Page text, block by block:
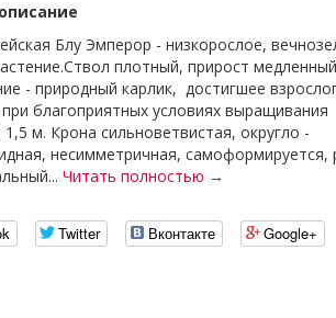
Блу Эмперор - низкорослое,
плотный, прирост
- природный карлик, достигшее
благоприятных условиях выращивания
1,5 м. Крона сильноветвистая, округло -
несимметричная, самоформируется,
Читать полностью →
Twitter Вконтакте Google+